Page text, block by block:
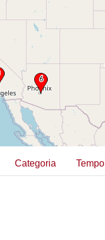
Categoria Tempo